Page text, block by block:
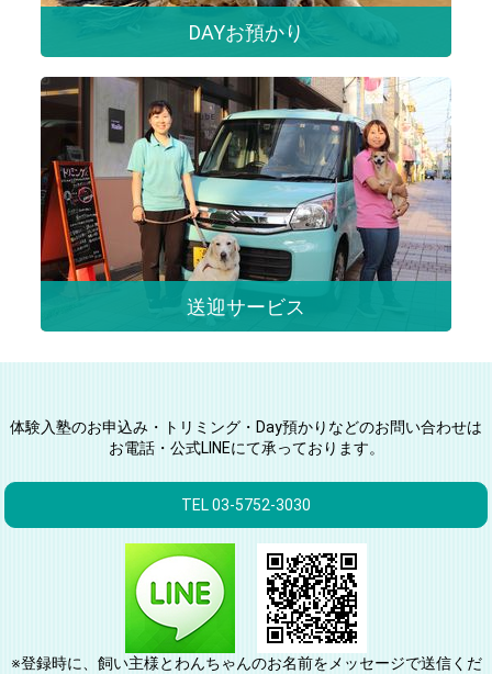
DAYお預かり
送迎サービス
体験入塾のお申込み・トリミング・Day預かりなどのお問い合わせは
お電話・公式LINEにて承っております。
TEL 03-5752-3030
※登録時に、飼い主様とわんちゃんのお名前をメッセージで送信くだ